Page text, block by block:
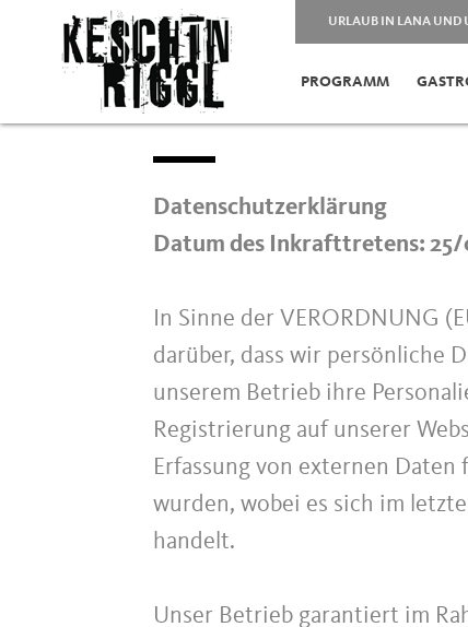
URLAUB IN LANA UND
PROGRAMM
Datenschutzerklärung
Datum des Inkrafttretens: 25/
In Sinne der VERORDNUNG
darüber, dass wir persönliche
unserem Betrieb ihre
Registrierung auf unserer
Erfassung von externen
wurden, wobei es sich im
handelt.
Unser Betrieb garantiert im